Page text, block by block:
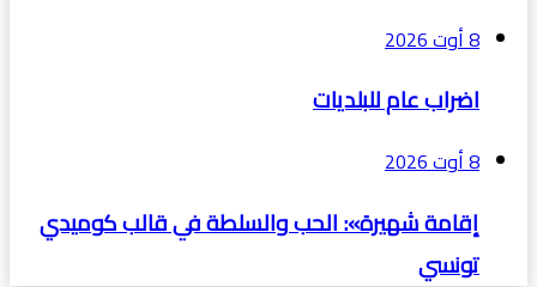
8 أوت 2026
اضراب عام للبلديات
8 أوت 2026
إقامة شهيرة»: الحب والسلطة في قالب كوميدي
تونسي